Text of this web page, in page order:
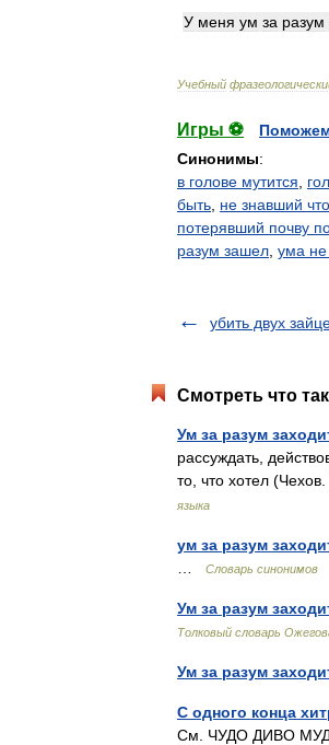
У меня ум за разум
Учебный
Игры ⚽
Синонимы:
в голове мутится
быть не знавший
потерявший почву
разум зашел ума
убить двух
Смотреть что
Ум за разум
рассуждать,
то, что хотел
языка
ум за разум
Словарь синонимов
Ум за разум
Толковый словарь
Ум за разум
С одного конца
См. ЧУДО ДИВО